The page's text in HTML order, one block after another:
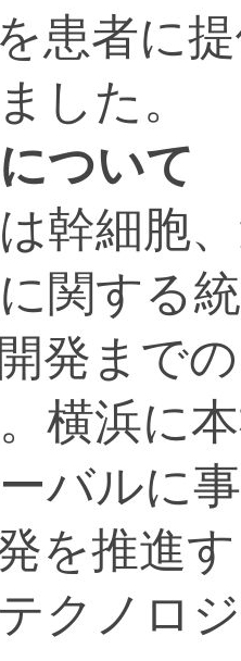
患者に
した。
ついて
幹細胞
関する
発まで
横浜に
バルに
を推進
クノロ